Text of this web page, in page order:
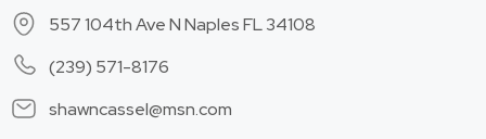
557 104th Ave N Naples FL 34108
(239) 571-8176
shawncassel@msn.com